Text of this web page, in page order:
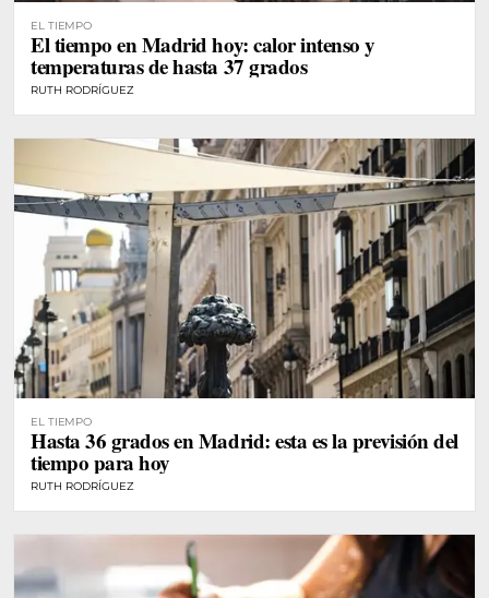
EL TIEMPO
El tiempo en Madrid hoy: calor intenso y
temperaturas de hasta 37 grados
RUTH RODRÍGUEZ
EL TIEMPO
Hasta 36 grados en Madrid: esta es la previsión del
tiempo para hoy
RUTH RODRÍGUEZ